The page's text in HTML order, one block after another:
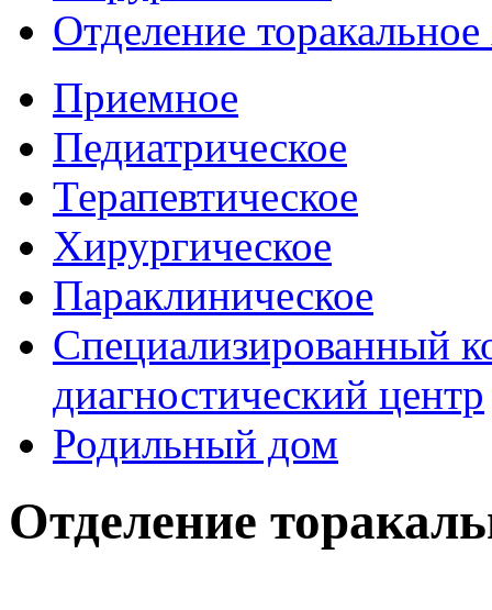
Отделение
Приемное
Педиатрическое
Терапевтическое
Хирургическое
Параклиническое
Специализированный
диагностический центр
Родильный дом
Отделение